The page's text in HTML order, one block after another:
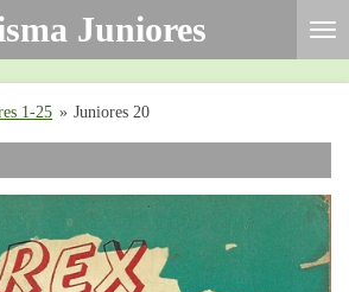
Juniores
1-25 » Juniores 20